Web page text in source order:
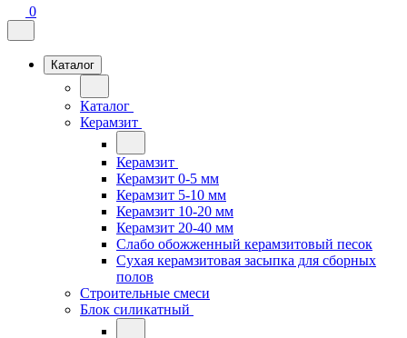
0
Каталог
Каталог
Керамзит
Керамзит
Керамзит 0-5 мм
Керамзит 5-10 мм
Керамзит 10-20 мм
Керамзит 20-40 мм
Слабо обожженный керамзитовый песок
Сухая керамзитовая засыпка для сборных
полов
Строительные смеси
Блок силикатный